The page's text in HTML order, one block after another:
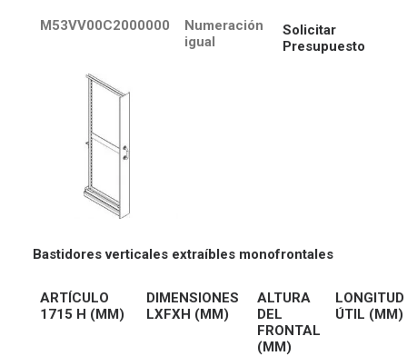
M53VV00C2000000
Numeración
igual
Solicitar
Presupuesto
Bastidores verticales extraíbles monofrontales
ARTÍCULO
1715 H (MM)
DIMENSIONES
LXFXH (MM)
ALTURA
DEL
FRONTAL
(MM)
LONGITUD
ÚTIL (MM)